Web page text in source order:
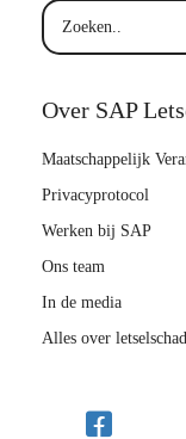
Over SAP
Maatschappelijk
Privacyprotocol
Werken bij SAP
Ons team
In de media
Alles over